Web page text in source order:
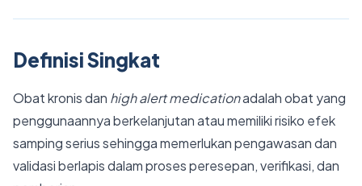
Definisi Singkat
Obat kronis dan high alert medicationadalah obat yang
penggunaannya berkelanjutan atau memiliki risiko efek
samping serius sehingga memerlukan pengawasan dan
validasi berlapis dalam proses peresepan, verifikasi, dan